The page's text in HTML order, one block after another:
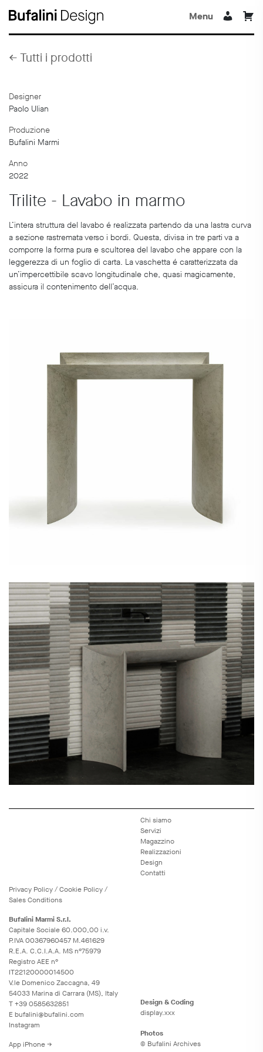
Menu
←Tutti i prodotti
Designer
Paolo Ulian
Produzione
Bufalini Marmi
Anno
2022
Trilite - Lavabo in marmo
L’intera struttura del lavabo é realizzata partendo da una lastra curva
a sezione rastremata verso i bordi. Questa, divisa in tre parti va a
comporre la forma pura e scultorea del lavabo che appare con la
leggerezza di un foglio di carta. La vaschetta é caratterizzata da
un’impercettibile scavo longitudinale che, quasi magicamente,
assicura il contenimento dell’acqua.
Privacy Policy/Cookie Policy/
Sales Conditions
Bufalini Marmi S.r.l.
Capitale Sociale 60.000,00 i.v.
P.IVA 00367960457 M.461629
R.E.A. C.C.I.A.A. MS n°75979
Registro AEE n°
IT22120000014500
V.le Domenico Zaccagna, 49
54033 Marina di Carrara (MS), Italy
T+39 0585632851
E bufalini@bufalini.com
Instagram
App iPhone →
Chi siamo
Servizi
Magazzino
Realizzazioni
Design
Contatti
Design & Coding
display.xxx
Photos
© Bufalini Archives